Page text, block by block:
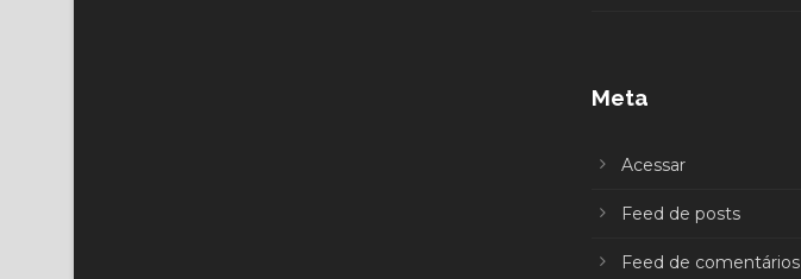
Meta
Acessar
Feed de posts
Feed de comentários